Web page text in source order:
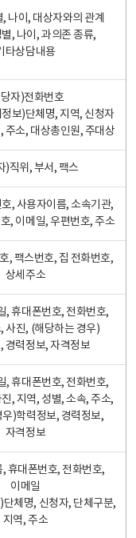
나이, 대상자와의 관계
, 나이, 과의존 종류,
타상담내용
자)전화번호
보)단체명, 지역, 신청자
주소, 대상총인원, 주대상
)직위, 부서, 팩스
, 사용자이름, 소속기관,
, 이메일, 우편번호, 주소
, 팩스번호, 집 전화번호,
상세주소
, 휴대폰번호, 전화번호,
사진, (해당하는 경우)
경력정보, 자격정보
, 휴대폰번호, 전화번호,
, 지역, 성별, 소속, 주소,
우)학력정보, 경력정보,
자격정보
휴대폰번호, 전화번호,
이메일
단체명, 신청자, 단체구분,
지역, 주소